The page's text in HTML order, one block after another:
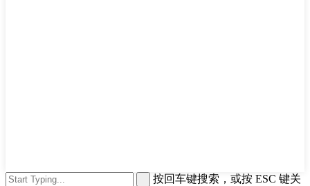
按回车键搜索，或按 ESC 键关